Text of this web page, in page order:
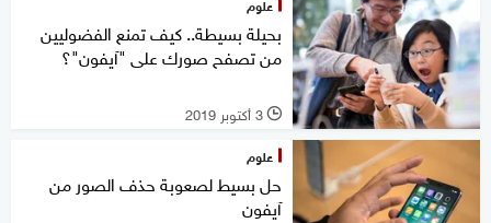
بحيلة بسيطة.. كيف تمنع الفضوليين
من تصفح صورك على "آيفون"؟
l 3 أكتوبر 2019
علوم
حل بسيط لصعوبة حذف الصور من
آيفون